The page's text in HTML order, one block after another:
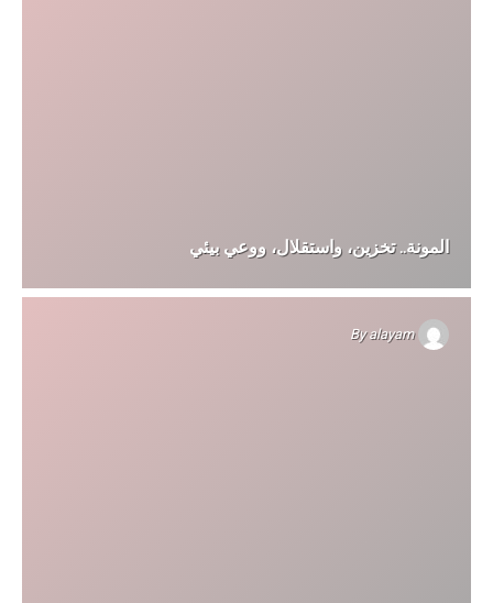
المونة.. تخزين، واستقلال، ووعي بيئي
Byalayam